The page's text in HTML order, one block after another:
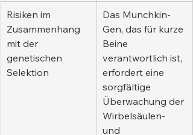
Risiken im
Zusammenhang
mit der
genetischen
Selektion
Das Munchkin-
Gen, das für kurze
Beine
verantwortlich ist,
erfordert eine
sorgfältige
Überwachung der
Wirbelsäulen-
und